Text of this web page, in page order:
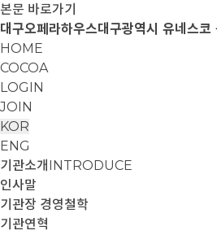
본문 바로가기
대구오페라하우스대구광역시 유네스코
HOME
COCOA
LOGIN
JOIN
KOR
ENG
기관소개 INTRODUCE
인사말
기관장 경영철학
기관연혁